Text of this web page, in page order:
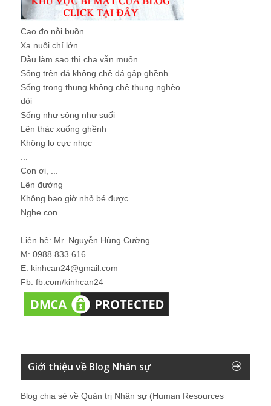
Cao đo nỗi buồn
Xa nuôi chí lớn
Dẫu làm sao thì cha vẫn muốn
Sống trên đá không chê đá gập ghềnh
Sống trong thung không chê thung nghèo
đói
Sống như sông như suối
Lên thác xuống ghềnh
Không lo cực nhọc
...
Con ơi, ...
Lên đường
Không bao giờ nhỏ bé được
Nghe con.
Liên hệ: Mr. Nguyễn Hùng Cường
M: 0988 833 616
E: kinhcan24@gmail.com
Fb: fb.com/kinhcan24
Giới thiệu về Blog Nhân sự
Blog chia sẻ về Quản trị Nhân sự (Human Resources